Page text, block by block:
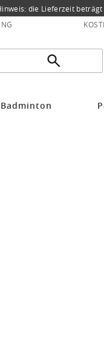
die Lieferzeit
Badminton